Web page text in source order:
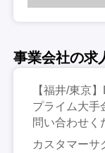
事業会社の求
【福井/東京
プライム大手
問い合わせく
カスタマーサ